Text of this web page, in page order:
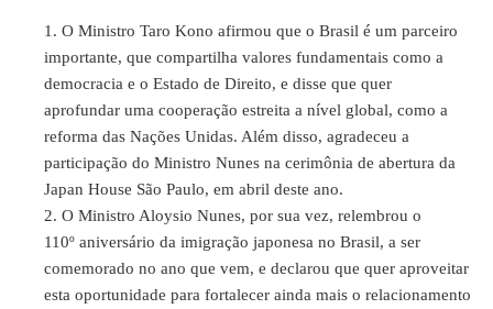
O Ministro Taro Kono afirmou que o Brasil é um parceiro
importante, que compartilha valores fundamentais como a
democracia e o Estado de Direito, e disse que quer
aprofundar uma cooperação estreita a nível global, como a
reforma das Nações Unidas. Além disso, agradeceu a
participação do Ministro Nunes na cerimônia de abertura da
Japan House São Paulo, em abril deste ano.
O Ministro Aloysio Nunes, por sua vez, relembrou o
110º aniversário da imigração japonesa no Brasil, a ser
comemorado no ano que vem, e declarou que quer aproveitar
esta oportunidade para fortalecer ainda mais o relacionamento